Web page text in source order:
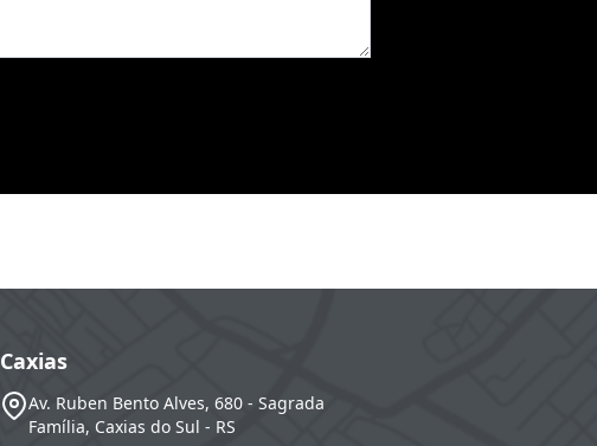
Caxias
Av. Ruben Bento Alves, 680 - Sagrada
Família, Caxias do Sul - RS